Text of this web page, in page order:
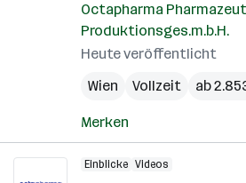
Octapharma
Produktionsges.m.b.H.
Heute veröffentlicht
Wien
Vollzeit ab
Merken
Einblicke Videos